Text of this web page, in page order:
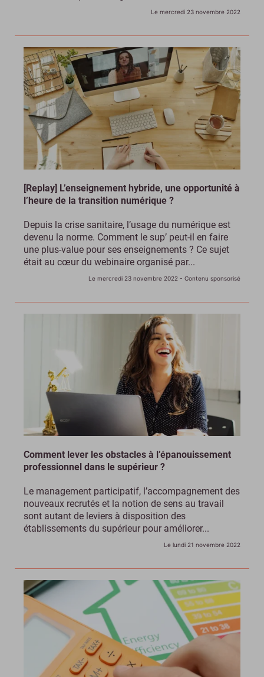
Le mercredi 23 novembre 2022
[Replay] L’enseignement hybride, une opportunité à
l’heure de la transition numérique ?
Depuis la crise sanitaire, l’usage du numérique est
devenu la norme. Comment le sup’ peut-il en faire
une plus-value pour ses enseignements ? Ce sujet
était au cœur du webinaire organisé par...
Le mercredi 23 novembre 2022 - Contenu sponsorisé
Comment lever les obstacles à l’épanouissement
professionnel dans le supérieur ?
Le management participatif, l’accompagnement des
nouveaux recrutés et la notion de sens au travail
sont autant de leviers à disposition des
établissements du supérieur pour améliorer...
Le lundi 21 novembre 2022